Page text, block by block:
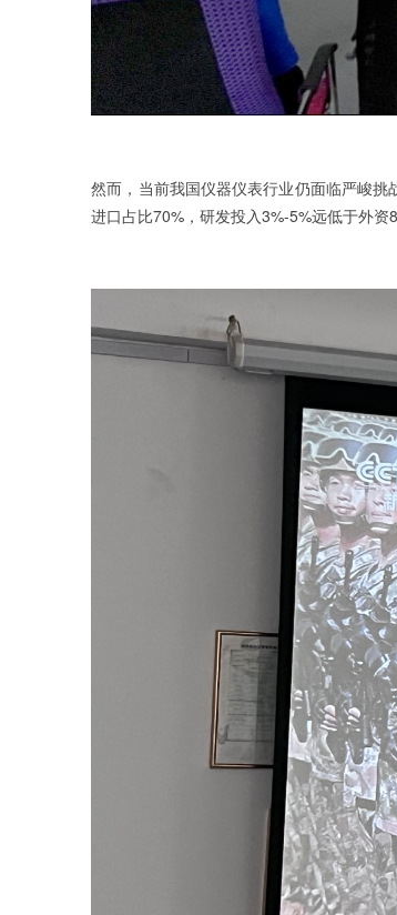
然而，当前我国仪器仪表行业仍面临严峻挑
进口占比70%，研发投入3%-5%远低于外资